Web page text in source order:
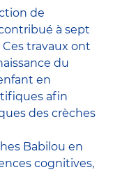
de
à sept
travaux ont
du
en
afin
des crèches
Babilou en
cognitives,